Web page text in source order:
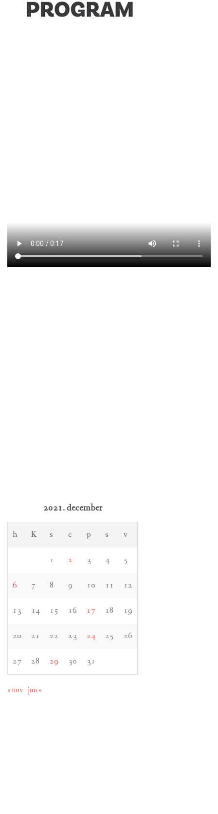
2021. december
h K s c p s v
1 2 3 4 5
6 7 8 9 10 11 12
13 14 15 16 17 18 19
20 21 22 23 24 25 26
27 28 29 30 31
« nov jan »